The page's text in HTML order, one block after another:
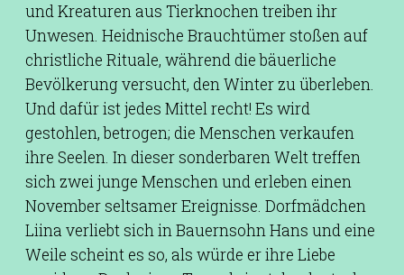
und Kreaturen aus Tierknochen treiben ihr
Unwesen. Heidnische Brauchtümer stoßen auf
christliche Rituale, während die bäuerliche
Bevölkerung versucht, den Winter zu überleben.
Und dafür ist jedes Mittel recht! Es wird
gestohlen, betrogen; die Menschen verkaufen
ihre Seelen. In dieser sonderbaren Welt treffen
sich zwei junge Menschen und erleben einen
November seltsamer Ereignisse. Dorfmädchen
Liina verliebt sich in Bauernsohn Hans und eine
Weile scheint es so, als würde er ihre Liebe